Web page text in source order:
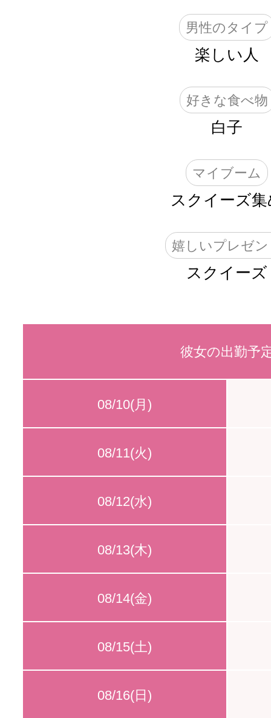
男性のタイプ
楽しい人
好きな食べ物
白子
マイブーム
スクイーズ集
嬉しいプレゼ
スクイーズ
彼女の出勤予
08/10(月)
08/11(火)
08/12(水)
08/13(木)
08/14(金)
08/15(土)
08/16(日)